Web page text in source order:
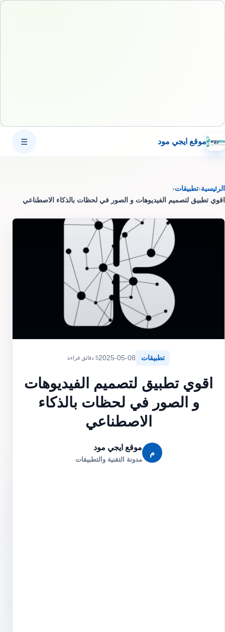
موقع ايجي مود ☰
الرئيسية‹تطبيقات‹
اقوي تطبيق لتصميم الفيديوهات و الصور في لحظات بالذكاء الاصطناعي
تطبيقات 2025-05-085 دقائق قراءة
اقوي تطبيق لتصميم الفيديوهات
و الصور في لحظات بالذكاء
الاصطناعي
م
موقع ايجي مود
مدونة التقنية والتطبيقات